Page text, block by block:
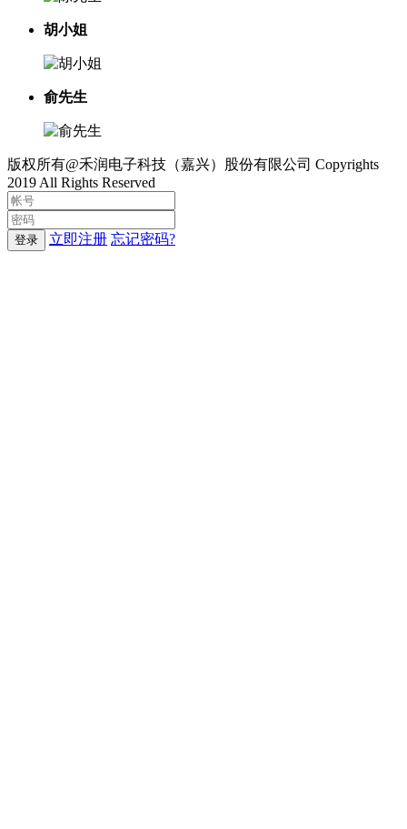
胡小姐
俞先生
版权所有@禾润电子科技（嘉兴）股份有限公司 Copyrights
2019 All Rights Reserved
登录 立即注册 忘记密码?